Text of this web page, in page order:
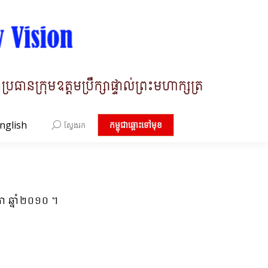
Search:
ស្វែងរក កម្ពុជាឆ្ពោះទៅមុខ
ឆ្នាំ២០១០ ។